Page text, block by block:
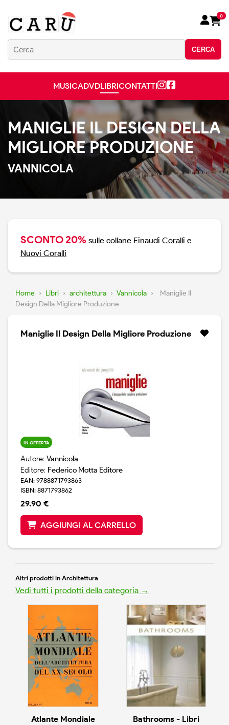
CERCA
0
MUSICADVDLIBRICONTATTI
MANIGLIE IL DESIGN DELLA
MIGLIORE PRODUZIONE
VANNICOLA
SCONTO 20% sulle collane Einaudi Coralli e
Nuovi Coralli
Home › Libri › architettura › Vannicola ›
Maniglie Il
Design Della Migliore Produzione
Maniglie Il Design Della Migliore Produzione
IN OFFERTA
Autore: Vannicola
Editore: Federico Motta Editore
EAN: 9788871793863
ISBN: 8871793862
29.90 €
AGGIUNGI AL CARRELLO
Altri prodotti in Architettura
Vedi tutti i prodotti della categoria →
Atlante Mondiale
Bathrooms - Libri